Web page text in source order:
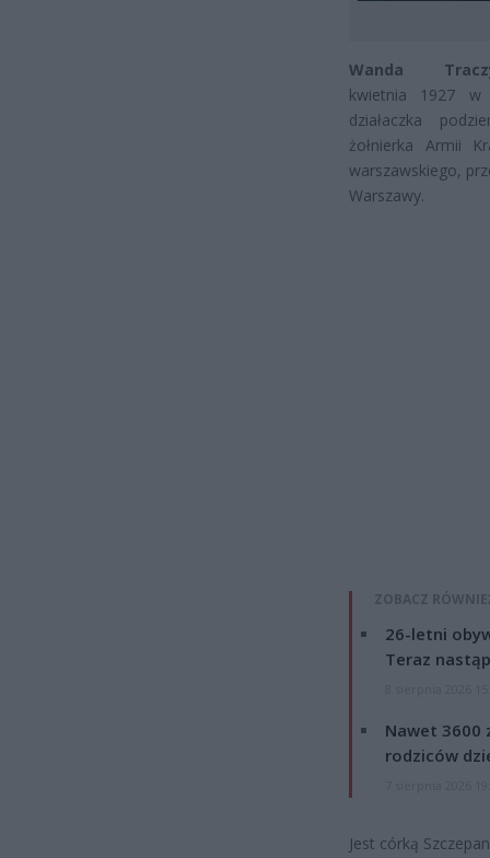
Wanda
kwietnia 1927 w
działaczka
żołnierka Armii
warszawskiego,
Warszawy.
ZOBACZ
26-letni
Teraz
Nawet 3600
rodziców
Jest córką